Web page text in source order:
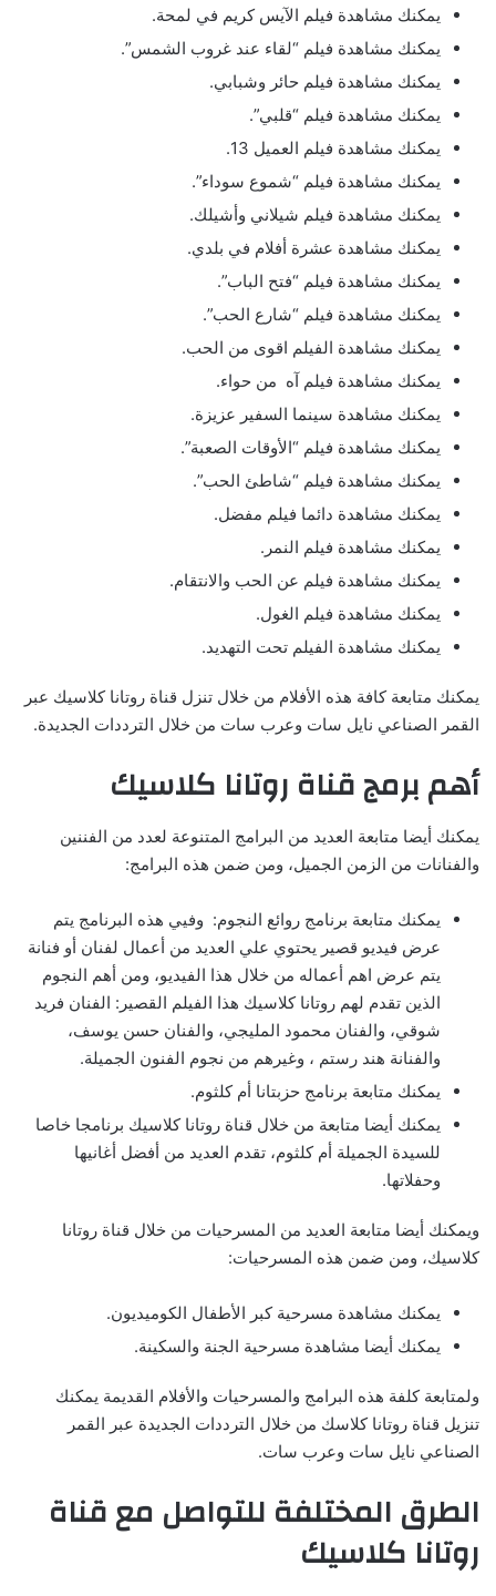
يمكنك مشاهدة فيلم الآيس كريم في لمحة.
يمكنك مشاهدة فيلم “لقاء عند غروب الشمس”.
يمكنك مشاهدة فيلم حائر وشبابي.
يمكنك مشاهدة فيلم “قلبي”.
يمكنك مشاهدة فيلم العميل 13.
يمكنك مشاهدة فيلم “شموع سوداء”.
يمكنك مشاهدة فيلم شيلاني وأشيلك.
يمكنك مشاهدة عشرة أفلام في بلدي.
يمكنك مشاهدة فيلم “فتح الباب”.
يمكنك مشاهدة فيلم “شارع الحب”.
يمكنك مشاهدة الفيلم اقوى من الحب.
يمكنك مشاهدة فيلم آه من حواء.
يمكنك مشاهدة سينما السفير عزيزة.
يمكنك مشاهدة فيلم “الأوقات الصعبة”.
يمكنك مشاهدة فيلم “شاطئ الحب”.
يمكنك مشاهدة دائما فيلم مفضل.
يمكنك مشاهدة فيلم النمر.
يمكنك مشاهدة فيلم عن الحب والانتقام.
يمكنك مشاهدة فيلم الغول.
يمكنك مشاهدة الفيلم تحت التهديد.
يمكنك متابعة كافة هذه الأفلام من خلال تنزل قناة روتانا كلاسيك عبر
القمر الصناعي نايل سات وعرب سات من خلال الترددات الجديدة.
أهم برمج قناة روتانا كلاسيك
يمكنك أيضا متابعة العديد من البرامج المتنوعة لعدد من الفننين
والفنانات من الزمن الجميل، ومن ضمن هذه البرامج:
يمكنك متابعة برنامج روائع النجوم: وفيي هذه البرنامج يتم
عرض فيديو قصير يحتوي علي العديد من أعمال لفنان أو فنانة
يتم عرض اهم أعماله من خلال هذا الفيديو، ومن أهم النجوم
الذين تقدم لهم روتانا كلاسيك هذا الفيلم القصير: الفنان فريد
شوقي، والفنان محمود المليجي، والفنان حسن يوسف،
والفنانة هند رستم ، وغيرهم من نجوم الفنون الجميلة.
يمكنك متابعة برنامج حزبتانا أم كلثوم.
يمكنك أيضا متابعة من خلال قناة روتانا كلاسيك برنامجا خاصا
للسيدة الجميلة أم كلثوم، تقدم العديد من أفضل أغانيها
وحفلاتها.
ويمكنك أيضا متابعة العديد من المسرحيات من خلال قناة روتانا
كلاسيك، ومن ضمن هذه المسرحيات:
يمكنك مشاهدة مسرحية كبر الأطفال الكوميديون.
يمكنك أيضا مشاهدة مسرحية الجنة والسكينة.
ولمتابعة كلفة هذه البرامج والمسرحيات والأفلام القديمة يمكنك
تنزيل قناة روتانا كلاسك من خلال الترددات الجديدة عبر القمر
الصناعي نايل سات وعرب سات.
الطرق المختلفة للتواصل مع قناة
روتانا كلاسيك